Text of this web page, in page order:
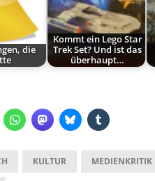
die
Kommt ein Lego Star
Trek Set? Und ist das
überhaupt…
KULTUR MEDIENKRITIK